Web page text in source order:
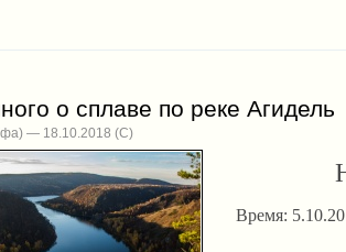
о сплаве по реке Агидель
— 18.10.2018
Время: